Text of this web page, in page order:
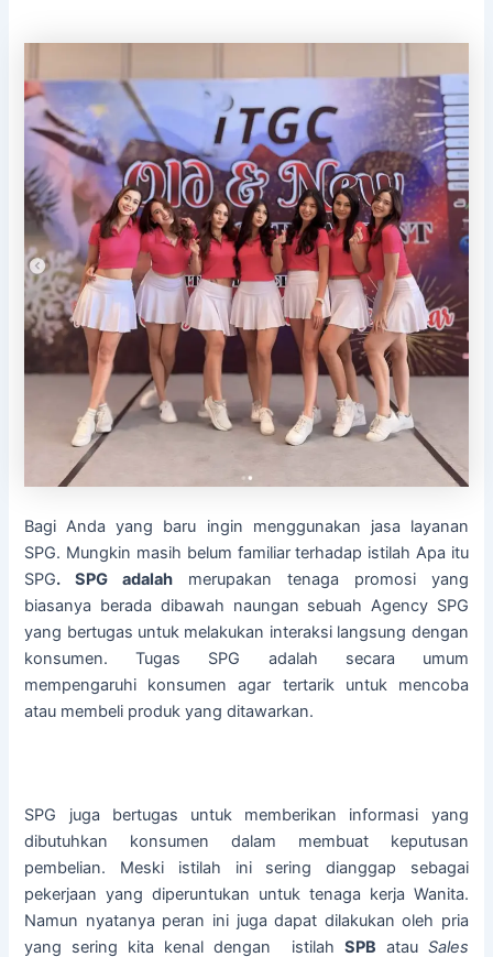
Bagi Anda yang baru ingin menggunakan jasa layanan
SPG. Mungkin masih belum familiar terhadap istilah Apa itu
SPG. SPG adalah merupakan tenaga promosi yang
biasanya berada dibawah naungan sebuah Agency SPG
yang bertugas untuk melakukan interaksi langsung dengan
konsumen. Tugas SPG adalah secara umum
mempengaruhi konsumen agar tertarik untuk mencoba
atau membeli produk yang ditawarkan.
SPG juga bertugas untuk memberikan informasi yang
dibutuhkan konsumen dalam membuat keputusan
pembelian. Meski istilah ini sering dianggap sebagai
pekerjaan yang diperuntukan untuk tenaga kerja Wanita.
Namun nyatanya peran ini juga dapat dilakukan oleh pria
yang sering kita kenal dengan istilah SPB atau Sales